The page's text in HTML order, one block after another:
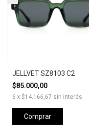
JELLVET SZ8103 C2
$85.000,00
6 x $14.166,67 sin interés
Comprar